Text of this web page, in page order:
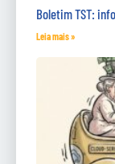
Boletim TST:
Leia mais »